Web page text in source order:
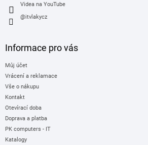
Videa na YouTube
@itvlakycz
Informace pro vás
Můj účet
Vrácení a reklamace
Vše o nákupu
Kontakt
Otevírací doba
Doprava a platba
PK computers - IT
Katalogy